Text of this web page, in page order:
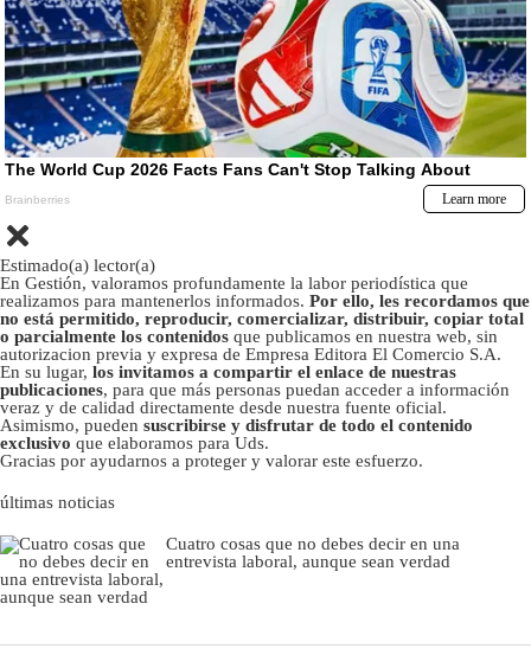
Estimado(a) lector(a)
En Gestión, valoramos profundamente la labor periodística que
realizamos para mantenerlos informados. Por ello, les recordamos que
no está permitido, reproducir, comercializar, distribuir, copiar total
o parcialmente los contenidos que publicamos en nuestra web, sin
autorizacion previa y expresa de Empresa Editora El Comercio S.A.
En su lugar, los invitamos a compartir el enlace de nuestras
publicaciones, para que más personas puedan acceder a información
veraz y de calidad directamente desde nuestra fuente oficial.
Asimismo, pueden suscribirse y disfrutar de todo el contenido
exclusivo que elaboramos para Uds.
Gracias por ayudarnos a proteger y valorar este esfuerzo.
últimas noticias
Cuatro cosas que no debes decir en una
entrevista laboral, aunque sean verdad